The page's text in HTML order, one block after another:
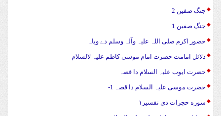
جنگ صفین 2
جنگ صفین 1
حضور اکرم صلی اللہ علیہ وآلہ وسلم دے ویاہ
دلائل امامت حضرت امام موسی کاظم علیہ لالسلام
حضرت ایوب علیہ السلام دا قصہ
حضرت موسی علیہ السلام دا قصہ 1-
سوره حجرات دی تفسیر۱